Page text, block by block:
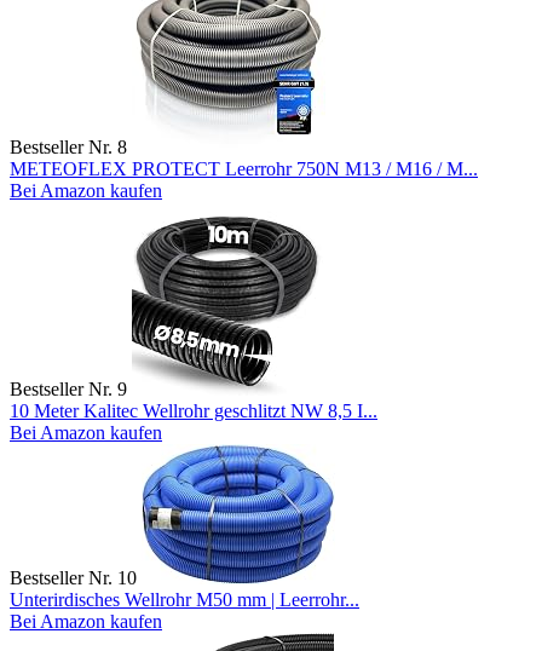
Bestseller Nr. 8
METEOFLEX PROTECT Leerrohr 750N M13 / M16 / M...
Bei Amazon kaufen
Bestseller Nr. 9
10 Meter Kalitec Wellrohr geschlitzt NW 8,5 I...
Bei Amazon kaufen
Bestseller Nr. 10
Unterirdisches Wellrohr M50 mm | Leerrohr...
Bei Amazon kaufen